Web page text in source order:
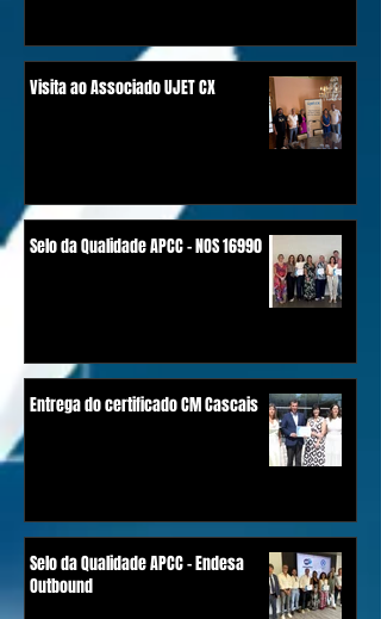
Visita ao Associado UJET CX
Selo da Qualidade APCC - NOS 16990
Entrega do certificado CM Cascais
Selo da Qualidade APCC - Endesa
Outbound